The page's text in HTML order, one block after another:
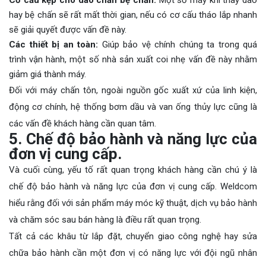
hay bệ chấn sẽ rất mất thời gian, nếu có cơ cấu tháo lắp nhanh
sẽ giải quyết được vấn đề này.
Các thiết bị an toàn: Giúp bảo vệ chính chúng ta trong quá
trình vận hành, một số nhà sản xuất coi nhẹ vấn đề này nhằm
giảm giá thành máy.
Đối với máy chấn tôn, ngoài nguồn gốc xuất xứ của linh kiện,
động cơ chính, hệ thống bơm dầu và van ống thủy lực cũng là
các vấn đề khách hàng cần quan tâm.
5. Chế độ bảo hành và năng lực của
đơn vị cung cấp.
Và cuối cùng, yếu tố rất quan trọng khách hàng cần chú ý là
chế độ bảo hành và năng lực của đơn vị cung cấp. Weldcom
hiểu rằng đối với sản phẩm máy móc kỹ thuật, dịch vụ bảo hành
và chăm sóc sau bán hàng là điều rất quan trọng.
Tất cả các khâu từ lắp đặt, chuyển giao công nghệ hay sửa
chữa bảo hành cần một đơn vị có năng lực với đội ngũ nhân